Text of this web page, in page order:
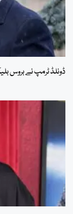
ڈونلڈ ٹرمپ نے بروس